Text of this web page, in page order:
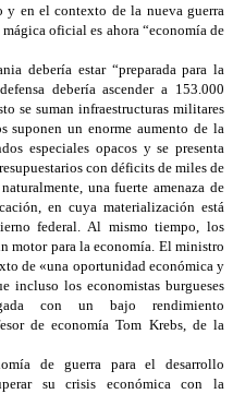
y en el contexto de la nueva guerra
oficial es ahora “economía de
debería estar “preparada para la
debería ascender a 153.000
se suman infraestructuras militares
suponen un enorme aumento de la
especiales opacos y se presenta
con déficits de miles de
una fuerte amenaza de
en cuya materialización está
federal. Al mismo tiempo, los
motor para la economía. El ministro
de «una oportunidad económica y
incluso los economistas burgueses
con un bajo rendimiento
de economía Tom Krebs, de la
de guerra para el desarrollo
su crisis económica con la